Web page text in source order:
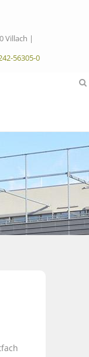
Villach |
56305-0